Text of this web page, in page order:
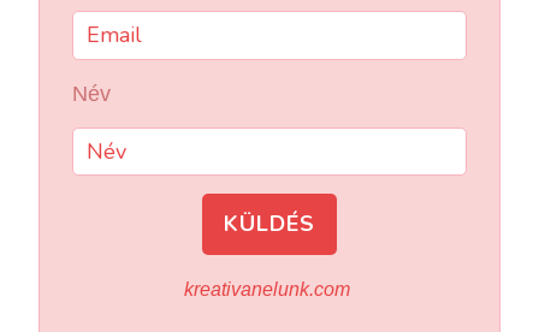
Név
KÜLDÉS
kreativanelunk.com